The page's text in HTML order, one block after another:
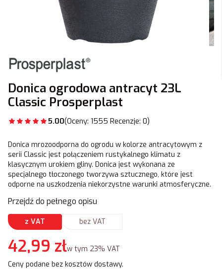
Donica ogrodowa antracyt 23L
Classic Prosperplast
5.00(Oceny: 1555 Recenzje: 0)
Donica mrozoodporna do ogrodu w kolorze antracytowym z
serii Classic jest połączeniem rustykalnego klimatu z
klasycznym urokiem gliny. Donica jest wykonana ze
specjalnego tłoczonego tworzywa sztucznego, które jest
odporne na uszkodzenia niekorzystne warunki atmosferyczne.
Przejdź do pełnego opisu
z VAT bez VAT
Cena
42,99 złw tym 23% VAT
w tym 23% VAT
Ceny podane bez kosztów dostawy.